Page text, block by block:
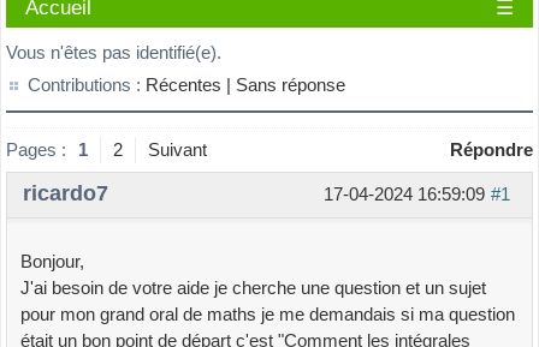
Accueil ☰
Vous n'êtes pas identifié(e).
Contributions : Récentes | Sans réponse
Pages : 1 2 Suivant Répondre
#1
17-04-2024 16:59:09
ricardo7
Bonjour,
J'ai besoin de votre aide je cherche une question et un sujet
pour mon grand oral de maths je me demandais si ma question
était un bon point de départ c'est "Comment les intégrales